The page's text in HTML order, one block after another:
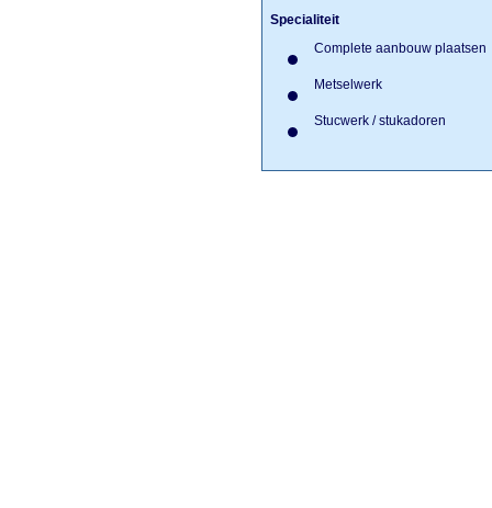
Specialiteit
Complete aanbouw plaatsen
Metselwerk
Stucwerk / stukadoren